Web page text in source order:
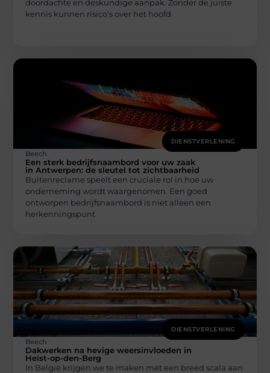
doordachte en deskundige aanpak. Zonder de juiste
kennis kunnen risico’s over het hoofd
DIENSTVERLENING
Beech
Een sterk bedrijfsnaambord voor uw zaak
in Antwerpen: de sleutel tot zichtbaarheid
Buitenreclame speelt een cruciale rol in hoe uw
onderneming wordt waargenomen. Een goed
ontworpen bedrijfsnaambord is niet alleen een
herkenningspunt
DIENSTVERLENING
Beech
Dakwerken na hevige weersinvloeden in
Heist-op-den-Berg
In België krijgen we te maken met een breed scala aan